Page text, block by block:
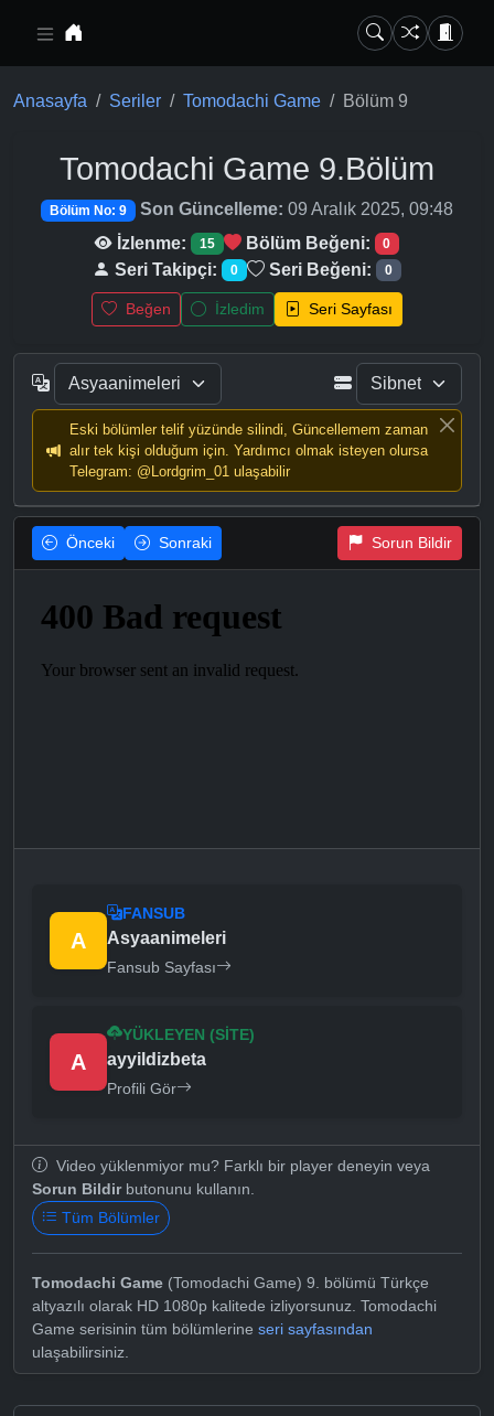
Anasayfa Seriler Tomodachi Game Bölüm 9
Tomodachi Game 9.Bölüm
Bölüm No: 9 Son Güncelleme: 09 Aralık 2025, 09:48
İzlenme:
15 Bölüm Beğeni: 0
Seri Takipçi: 0 Seri Beğeni: 0
Beğen İzledim Seri Sayfası
Eski bölümler telif yüzünde silindi, Güncellemem zaman
alır tek kişi olduğum için. Yardımcı olmak isteyen olursa
Telegram: @Lordgrim_01 ulaşabilir
Önceki Sonraki Sorun Bildir
A
FANSUB
Asyaanimeleri
Fansub Sayfası
A
YÜKLEYEN (SITE)
ayyildizbeta
Profili Gör
Video yüklenmiyor mu? Farklı bir player deneyin veya
Sorun Bildirbutonunu kullanın.
Tüm Bölümler
Tomodachi Game (Tomodachi Game) 9. bölümü Türkçe
altyazılı olarak HD 1080p kalitede izliyorsunuz. Tomodachi
Game serisinin tüm bölümlerine seri sayfasından
ulaşabilirsiniz.